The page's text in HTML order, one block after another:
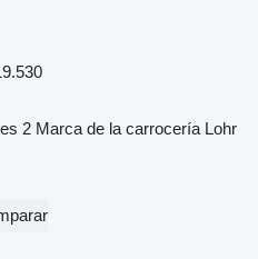
2 Marca de la carrocería Lohr